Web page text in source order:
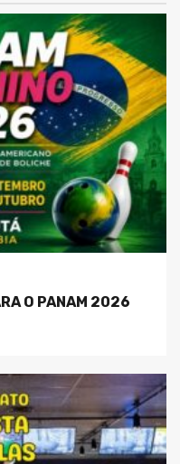
O PANAM 2026